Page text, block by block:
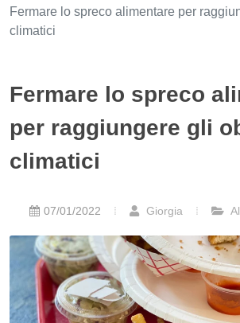
Fermare lo spreco alimentare per
climatici
Fermare lo spreco
per raggiungere gli
climatici
07/01/2022 Giorgia